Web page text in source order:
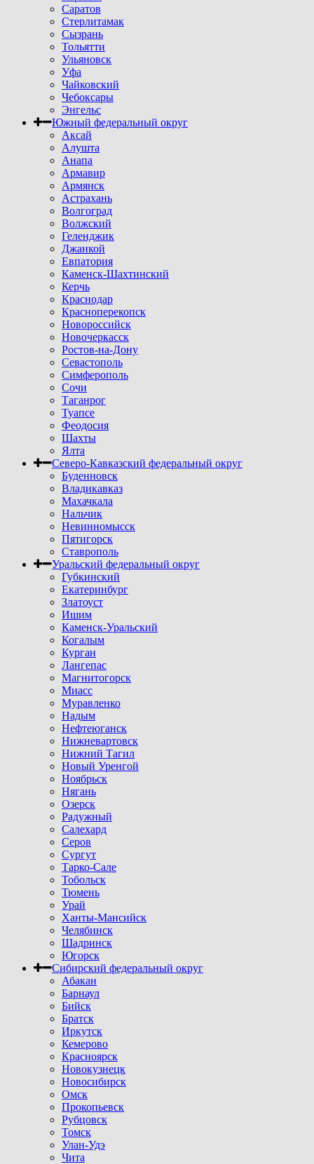
Саратов
Стерлитамак
Сызрань
Тольятти
Ульяновск
Уфа
Чайковский
Чебоксары
Энгельс
Южный федеральный округ
Аксай
Алушта
Анапа
Армавир
Армянск
Астрахань
Волгоград
Волжский
Геленджик
Джанкой
Евпатория
Каменск-Шахтинский
Керчь
Краснодар
Красноперекопск
Новороссийск
Новочеркасск
Ростов-на-Дону
Севастополь
Симферополь
Сочи
Таганрог
Туапсе
Феодосия
Шахты
Ялта
Северо-Кавказский федеральный округ
Буденновск
Владикавказ
Махачкала
Нальчик
Невинномысск
Пятигорск
Ставрополь
Уральский федеральный округ
Губкинский
Екатеринбург
Златоуст
Ишим
Каменск-Уральский
Когалым
Курган
Лангепас
Магнитогорск
Миасс
Муравленко
Надым
Нефтеюганск
Нижневартовск
Нижний Тагил
Новый Уренгой
Ноябрьск
Нягань
Озерск
Радужный
Салехард
Серов
Сургут
Тарко-Сале
Тобольск
Тюмень
Урай
Ханты-Мансийск
Челябинск
Шадринск
Югорск
Сибирский федеральный округ
Абакан
Барнаул
Бийск
Братск
Иркутск
Кемерово
Красноярск
Новокузнецк
Новосибирск
Омск
Прокопьевск
Рубцовск
Томск
Улан-Удэ
Чита